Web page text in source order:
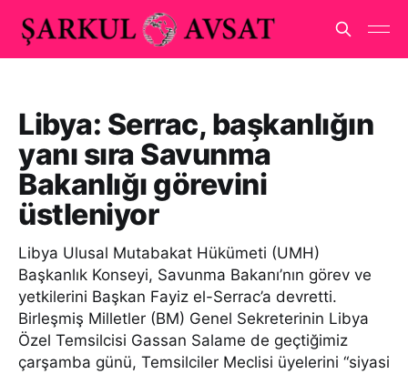
Libya: Serrac, başkanlığın
yanı sıra Savunma
Bakanlığı görevini
üstleniyor
Libya Ulusal Mutabakat Hükümeti (UMH)
Başkanlık Konseyi, Savunma Bakanı’nın görev ve
yetkilerini Başkan Fayiz el-Serrac’a devretti.
Birleşmiş Milletler (BM) Genel Sekreterinin Libya
Özel Temsilcisi Gassan Salame de geçtiğimiz
çarşamba günü, Temsilciler Meclisi üyelerini “siyasi